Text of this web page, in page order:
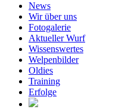
News
Wir über uns
Fotogalerie
Aktueller Wurf
Wissenswertes
Welpenbilder
Oldies
Training
Erfolge